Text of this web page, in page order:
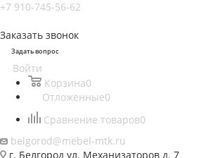
+7 910-745-56-62
Заказать звонок
Задать вопрос
Войти
Корзина0
Отложенные0
Сравнение товаров0
belgorod@mebel-mtk.ru
г. Белгород ул. Механизаторов д. 7